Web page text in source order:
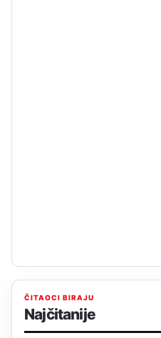
ČITAOCI BIRAJU
Najčitanije